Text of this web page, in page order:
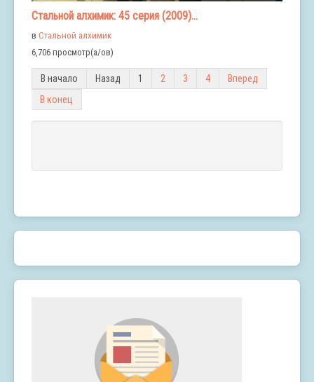
Стальной алхимик: 45 серия (2009)...
в Стальной алхимик
6,706 просмотр(а/ов)
В начало Назад 1 2 3 4
Вперед
В конец